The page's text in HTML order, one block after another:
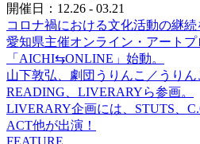
開催日：12.26 - 03.21
コロナ禍における文化活動の継続
愛知県主催オンライン・アートプ
「AICHI⇆ONLINE」始動。
山下敦弘、劇団うりんこ／うり
READING、LIVERARYら参画。
LIVERARY企画には、STUTS、
ACT他が出演！